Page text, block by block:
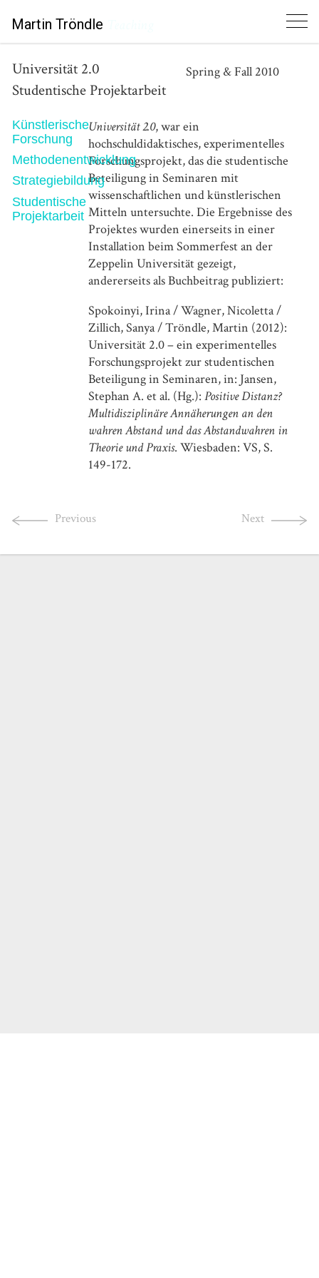
Martin Tröndle
Universität 2.0
Studentische Projektarbeit
Spring & Fall 2010
Künstlerische
Forschung
Methodenentwicklung
Strategiebildung
Studentische
Projektarbeit
Universität 2.0, war ein
hochschuldidaktisches, experimentelles
Forschungsprojekt, das die studentische
Beteiligung in Seminaren mit
wissenschaftlichen und künstlerischen
Mitteln untersuchte. Die Ergebnisse des
Projektes wurden einerseits in einer
Installation beim Sommerfest an der
Zeppelin Universität gezeigt,
andererseits als Buchbeitrag publiziert:
Spokoinyi, Irina / Wagner, Nicoletta /
Zillich, Sanya / Tröndle, Martin (2012):
Universität 2.0 – ein experimentelles
Forschungsprojekt zur studentischen
Beteiligung in Seminaren, in: Jansen,
Stephan A. et al. (Hg.):Positive Distanz?
Multidisziplinäre Annäherungen an den
wahren Abstand und das Abstandwahren in
Theorie und Praxis. Wiesbaden: VS, S.
149-172.
Previous Next
Ausgewählte Publikationen
Journal of Cultural Management and Cultural Policy /
Zeitschrift für Kulturmanagement und Kulturpolitik
Nicht-Besucherforschung
Audience Development für Kultureinrichtungen
Places of Excellence
How Master’s Programs Build Reputability
Die Kulturkonzeption
Stadtentwicklung und Kulturpolitik am Beispiel der Stadt
Empirical Studies of the Arts